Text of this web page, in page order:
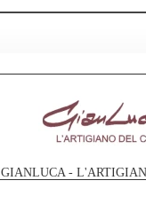
GIANLUCA -